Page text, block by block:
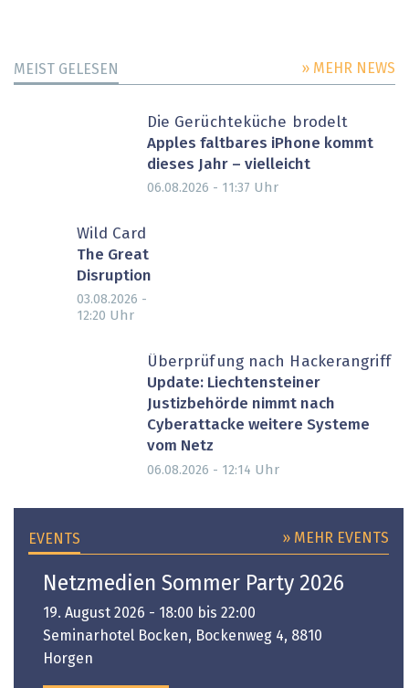
MEIST GELESEN » MEHR NEWS
Die Gerüchteküche brodelt
Apples faltbares iPhone kommt
dieses Jahr – vielleicht
06.08.2026 - 11:37 Uhr
Wild Card
The Great
Disruption
03.08.2026 -
12:20 Uhr
Überprüfung nach Hackerangriff
Update: Liechtensteiner
Justizbehörde nimmt nach
Cyberattacke weitere Systeme
vom Netz
06.08.2026 - 12:14 Uhr
EVENTS » MEHR EVENTS
Netzmedien Sommer Party 2026
19. August 2026 - 18:00 bis 22:00
Seminarhotel Bocken, Bockenweg 4, 8810
Horgen